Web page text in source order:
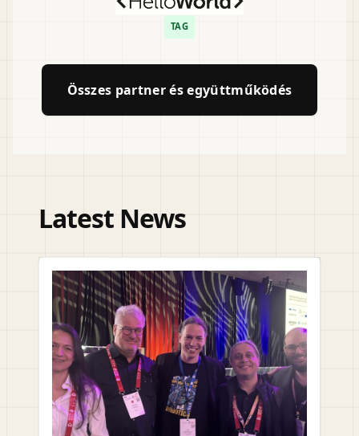
TAG
Összes partner és együttműködés
Latest News